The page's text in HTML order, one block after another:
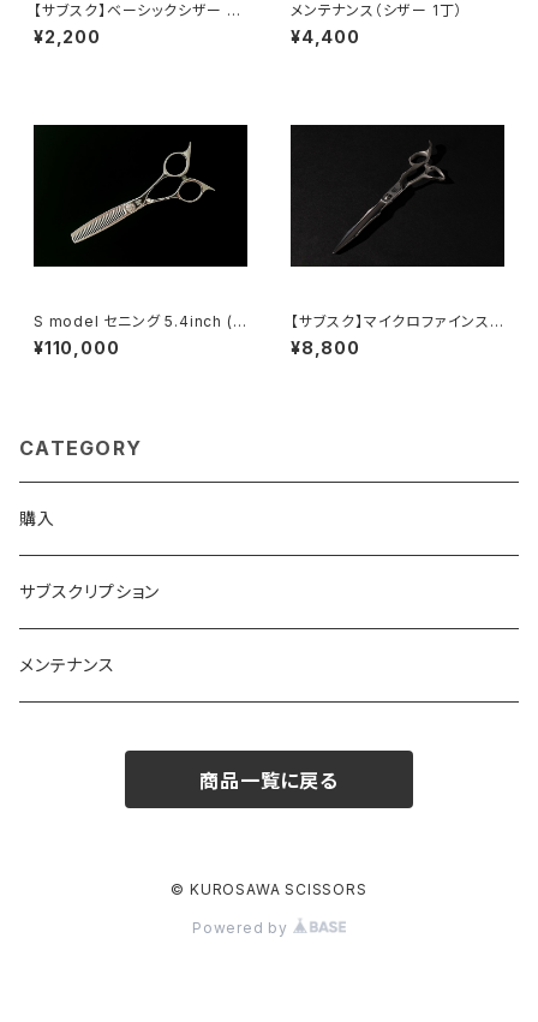
【サブスク】ベーシックシザー 5.
5inch（メガネ）
¥2,200
メンテナンス（シザー 1丁）
¥4,400
S model セニング 5.4inch (3
0%)
¥110,000
【サブスク】マイクロファインス
ペシャル6.5inch（オフセット）
¥8,800
CATEGORY
購入
サブスクリプション
メンテナンス
商品一覧に戻る
© KUROSAWA SCISSORS
Powered by